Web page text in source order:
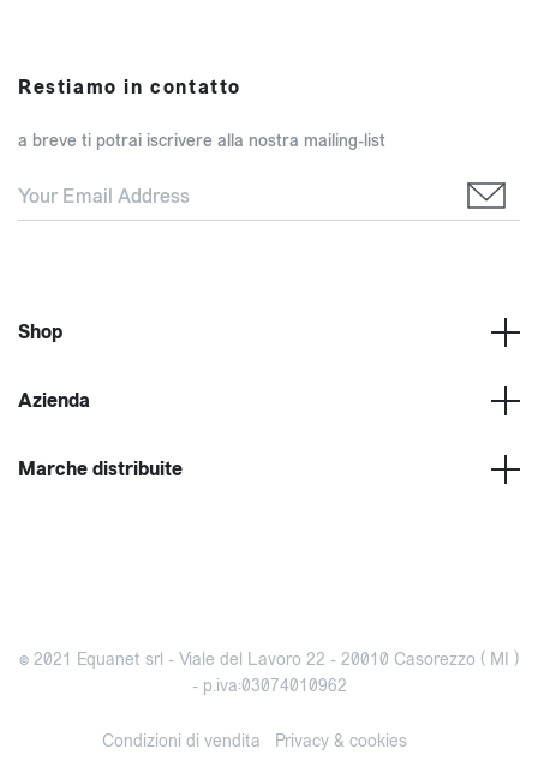
Restiamo in contatto
a breve ti potrai iscrivere alla nostra mailing-list
Shop
Azienda
Marche distribuite
© 2021 Equanet srl - Viale del Lavoro 22 - 20010 Casorezzo ( MI )
- p.iva:03074010962
Condizioni di vendita Privacy & cookies